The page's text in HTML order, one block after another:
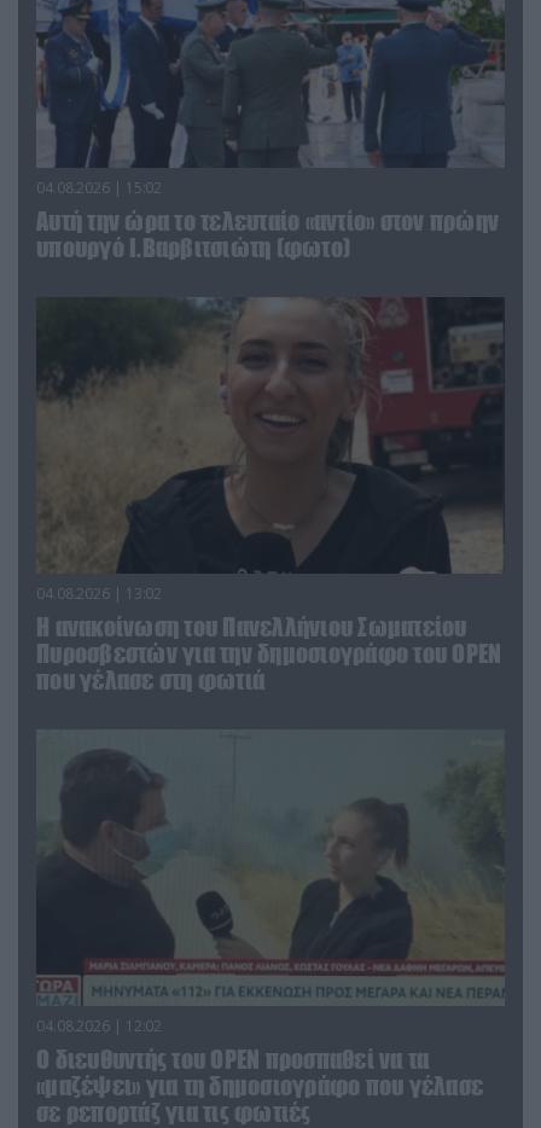
04.08.2026 | 15:02
Αυτή την ώρα το τελευταίο «αντίο» στον πρώην
υπουργό Ι.Βαρβιτσιώτη (φωτο)
04.08.2026 | 13:02
Η ανακοίνωση του Πανελλήνιου Σωματείου
Πυροσβεστών για την δημοσιογράφο του OPEN
που γέλασε στη φωτιά
04.08.2026 | 12:02
O διευθυντής του OPEN προσπαθεί να τα
«μαζέψει» για τη δημοσιογράφο που γέλασε
σε ρεπορτάζ για τις φωτιές